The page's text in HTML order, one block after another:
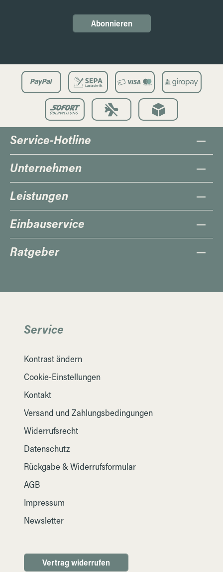
Abonnieren
Service-Hotline
Unternehmen
Leistungen
Einbauservice
Ratgeber
Service
Kontrast ändern
Cookie-Einstellungen
Kontakt
Versand und Zahlungsbedingungen
Widerrufsrecht
Datenschutz
Rückgabe & Widerrufsformular
AGB
Impressum
Newsletter
Vertrag widerrufen